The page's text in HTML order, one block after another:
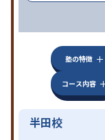
塾の特徴
コース内容
半田校